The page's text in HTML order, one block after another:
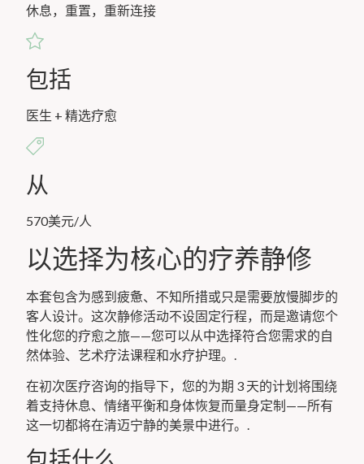
休息，重置，重新连接
包括
医生 + 精选疗愈
从
570美元/人
以选择为核心的疗养静修
本套包含为感到疲惫、不知所措或只是需要放慢脚步的
客人设计。这次静修活动不设固定行程，而是邀请您个
性化您的疗愈之旅——您可以从中选择符合您需求的自
然体验、艺术疗法课程和水疗护理。.
在初次医疗咨询的指导下，您的为期 3 天的计划将围绕
着支持休息、情绪平衡和身体恢复而量身定制——所有
这一切都将在清迈宁静的美景中进行。.